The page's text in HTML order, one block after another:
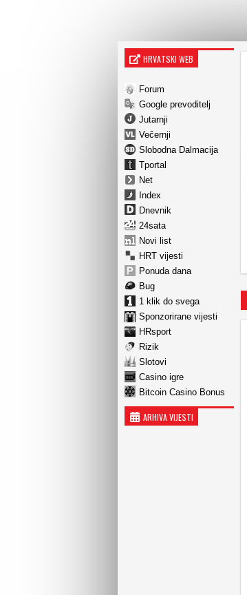
HRVATSKI WEB
Forum
Google prevoditelj
Jutarnji
Večernji
Slobodna Dalmacija
Tportal
Net
Index
Dnevnik
24sata
Novi list
HRT vijesti
Ponuda dana
Bug
1 klik do svega
Sponzorirane vijesti
HRsport
Rizik
Slotovi
Casino igre
Bitcoin Casino Bonus
ARHIVA VIJESTI